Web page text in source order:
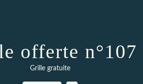
offerte n°107
Grille gratuite